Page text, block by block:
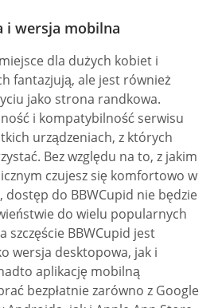
i wersja mobilna
dla dużych kobiet i
fantazjują, ale jest również
jako strona randkowa.
i kompatybilność serwisu
urządzeniach, z których
Bez względu na to, z jakim
czujesz się komfortowo w
do BBWCupid nie będzie
do wielu popularnych
szczęście BBWCupid jest
wersja desktopowa, jak i
aplikację mobilną
bezpłatnie zarówno z Google